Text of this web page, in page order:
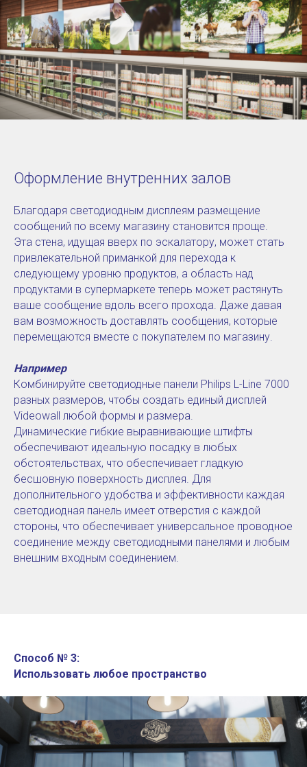
Оформление внутренних залов
Благодаря светодиодным дисплеям размещение
сообщений по всему магазину становится проще.
Эта стена, идущая вверх по эскалатору, может стать
привлекательной приманкой для перехода к
следующему уровню продуктов, а область над
продуктами в супермаркете теперь может растянуть
ваше сообщение вдоль всего прохода. Даже давая
вам возможность доставлять сообщения, которые
перемещаются вместе с покупателем по магазину.
Например
Комбинируйте светодиодные панели Philips L-Line 7000
разных размеров, чтобы создать единый дисплей
Videowall любой формы и размера.
Динамические гибкие выравнивающие штифты
обеспечивают идеальную посадку в любых
обстоятельствах, что обеспечивает гладкую
бесшовную поверхность дисплея. Для
дополнительного удобства и эффективности каждая
светодиодная панель имеет отверстия с каждой
стороны, что обеспечивает универсальное проводное
соединение между светодиодными панелями и любым
внешним входным соединением.
Способ № 3:
Использовать любое пространство